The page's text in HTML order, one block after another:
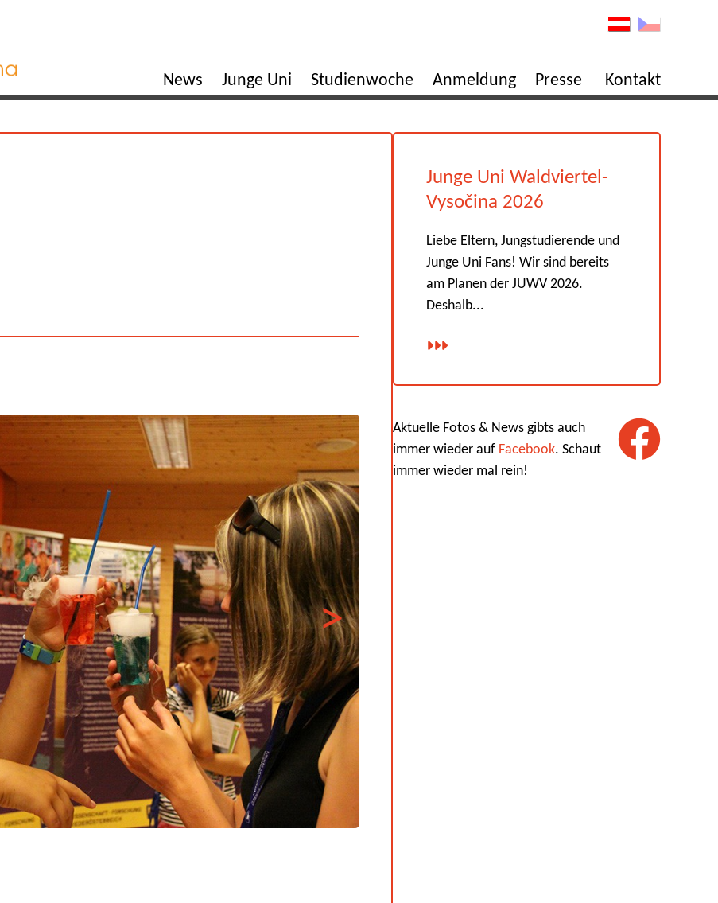
News Junge Uni Studienwoche Anmeldung Presse Kontakt
Junge Uni Waldviertel-
Vysočina 2026
Liebe Eltern, Jungstudierende und
Junge Uni Fans! Wir sind bereits
am Planen der JUWV 2026.
Deshalb...
Aktuelle Fotos & News gibts auch
immer wieder auf Facebook. Schaut
immer wieder mal rein!